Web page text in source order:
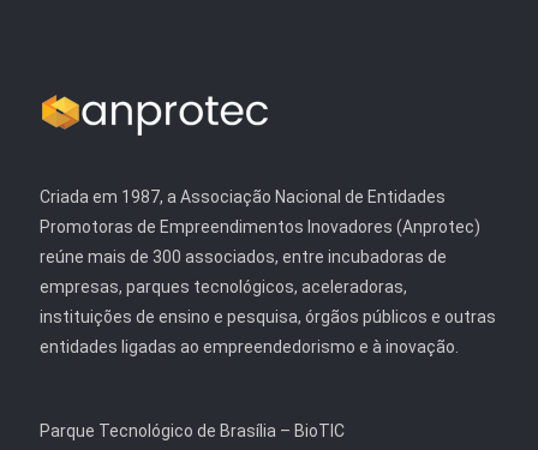
Criada em 1987, a Associação Nacional de Entidades
Promotoras de Empreendimentos Inovadores (Anprotec)
reúne mais de 300 associados, entre incubadoras de
empresas, parques tecnológicos, aceleradoras,
instituições de ensino e pesquisa, órgãos públicos e outras
entidades ligadas ao empreendedorismo e à inovação.
Parque Tecnológico de Brasília – BioTIC